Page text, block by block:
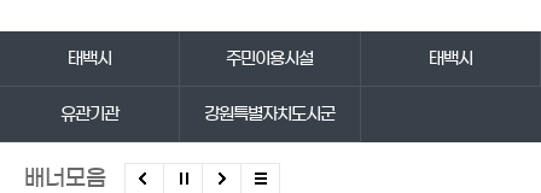
태백시 주민이용시설 태백시
유관기관 강원특별자치도시군
배너모음